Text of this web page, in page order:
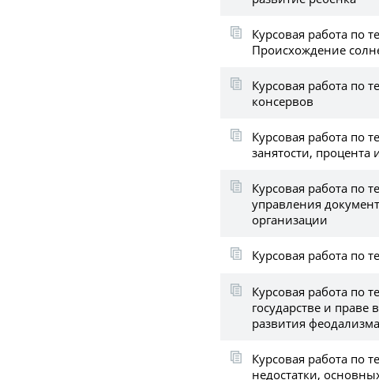
Курсовая работа по
Происхождение
Курсовая работа по
консервов
Курсовая работа по
занятости, процента
Курсовая работа по
управления
организации
Курсовая работа по
Курсовая работа по
государстве и праве
развития феодализма
Курсовая работа по
недостатки,